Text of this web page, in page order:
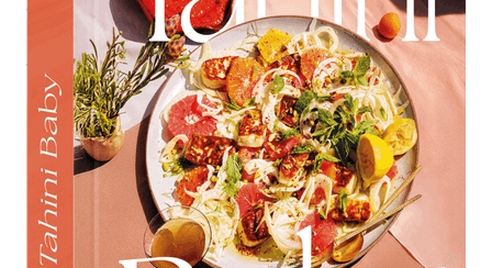
Vegetarische Rezepte aus der Levante-Küche
Von Eden Grinshpan,Rachel Holtzman
Verlag:
Christian|Christian
05.06.2026
320 Seiten
ISBN: 978-3-98951094-
4